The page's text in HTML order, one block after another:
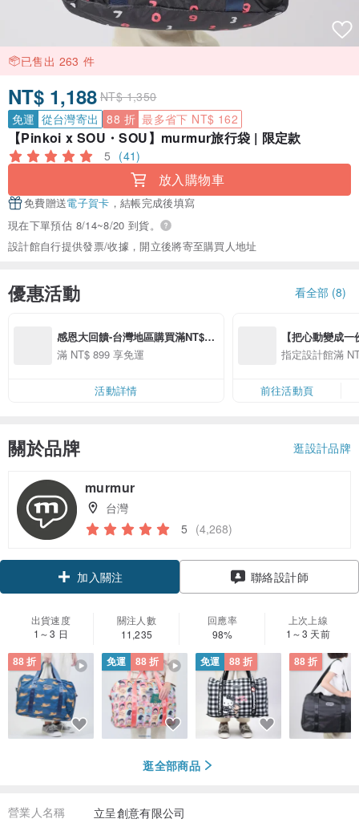
已售出 263 件
NT$ 1,188 NT$ 1,350
免運 從台灣寄出 88 折 最多省下 NT$ 162
【Pinkoi x SOU・SOU】murmur旅行袋 | 限定款
5 (41)
放入購物車
免費贈送電子賀卡 ，結帳完成後填寫
現在下單預估 8/14~8/20 到貨。
設計館自行提供發票/收據，開立後將寄至購買人地址
優惠活動 看全部 (8)
感恩大回饋-台灣地區購買滿NT$89
9即可免運
滿 NT$ 899 享免運
活動詳情
【把心動變成
精選品牌全館滿
指定設計館滿
前往活動頁
關於品牌 逛設計品牌
murmur
台灣
5 (4,268)
加入關注
聯絡設計師
出貨速度
1～3 日
關注人數
11,235
回應率
98%
上次上線
1～3 天前
88 折 免運 88 折 免運 88 折 88 折
逛全部商品
營業人名稱
立呈創意有限公司